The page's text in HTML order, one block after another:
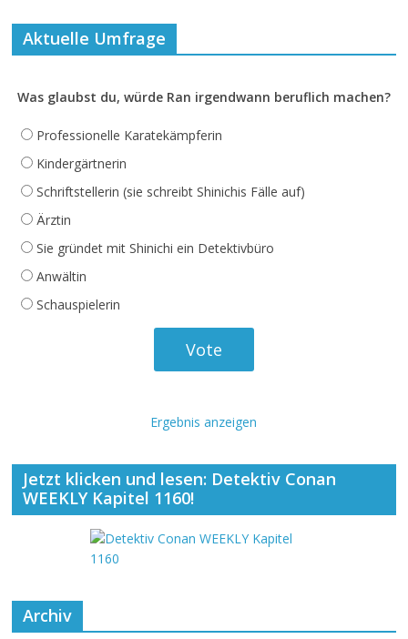
Aktuelle Umfrage
Was glaubst du, würde Ran irgendwann beruflich machen?
Professionelle Karatekämpferin
Kindergärtnerin
Schriftstellerin (sie schreibt Shinichis Fälle auf)
Ärztin
Sie gründet mit Shinichi ein Detektivbüro
Anwältin
Schauspielerin
Ergebnis anzeigen
Jetzt klicken und lesen: Detektiv Conan
WEEKLY Kapitel 1160!
Archiv